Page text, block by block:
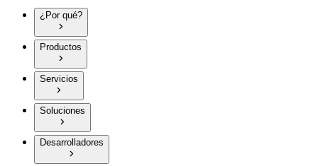
¿Por qué?
Productos
Servicios
Soluciones
Desarrolladores